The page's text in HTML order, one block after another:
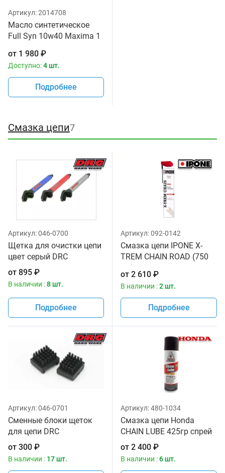
Артикул:2014708
Масло синтетическое
Full Syn 10w40 Maxima 1
от 1 980 ₽
Доступно:4 шт.
Подробнее
Смазка цепи7
Артикул:046-0700
Щетка для очистки цепи
цвет серый DRC
от 895 ₽
В наличии :8 шт.
Подробнее
Артикул:092-0142
Смазка цепи IPONE X-
TREM CHAIN ROAD (750
мл) для мотоциклов
от 2 610 ₽
В наличии :2 шт.
Подробнее
Артикул:046-0701
Сменные блоки щеток
для цепи DRC
от 300 ₽
В наличии : 17 шт.
Артикул:480-1034
Смазка цепи Honda
CHAIN LUBE 425гр спрей
от 2 400 ₽
В наличии :6 шт.